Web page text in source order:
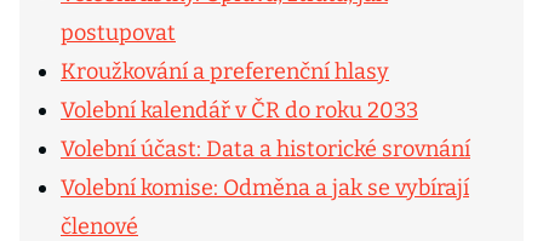
postupovat
Kroužkování a preferenční hlasy
Volební kalendář v ČR do roku 2033
Volební účast: Data a historické srovnání
Volební komise: Odměna a jak se vybírají
členové